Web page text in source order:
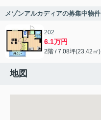
メゾンアルカディアの募集中物件
202
6.1万円
2階 / 7.08坪(23.42㎡)
地図